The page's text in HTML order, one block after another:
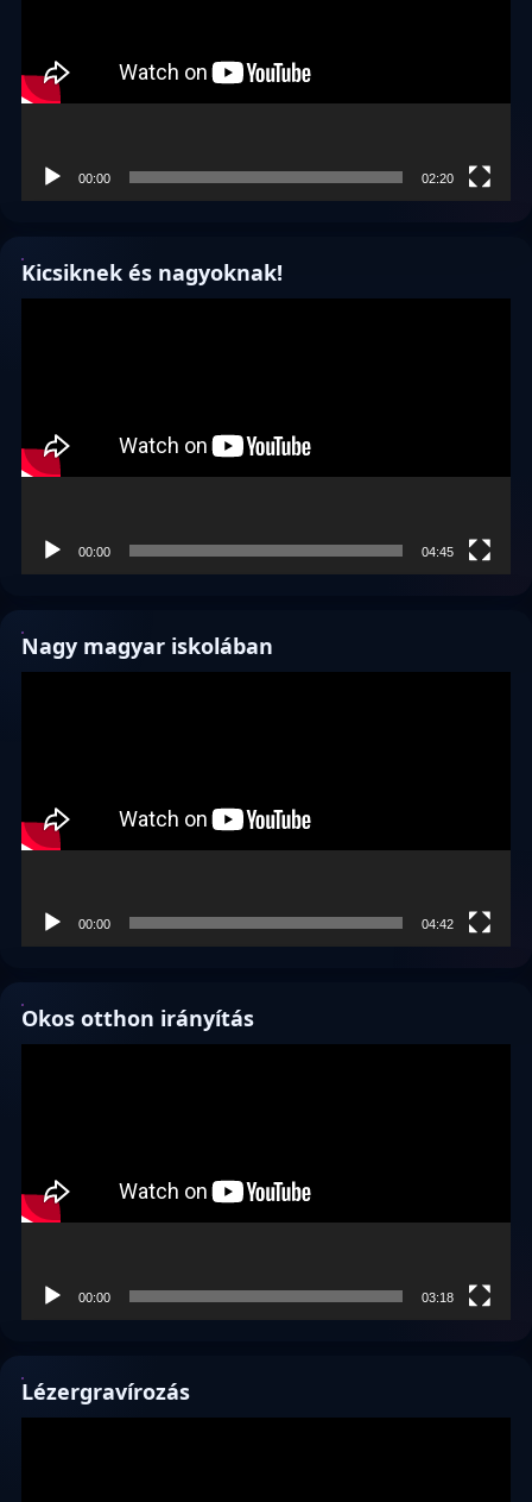
00:00 02:20
Kicsiknek és nagyoknak!
00:00 04:45
Nagy magyar iskolában
00:00 04:42
Okos otthon irányítás
00:00 03:18
Lézergravírozás